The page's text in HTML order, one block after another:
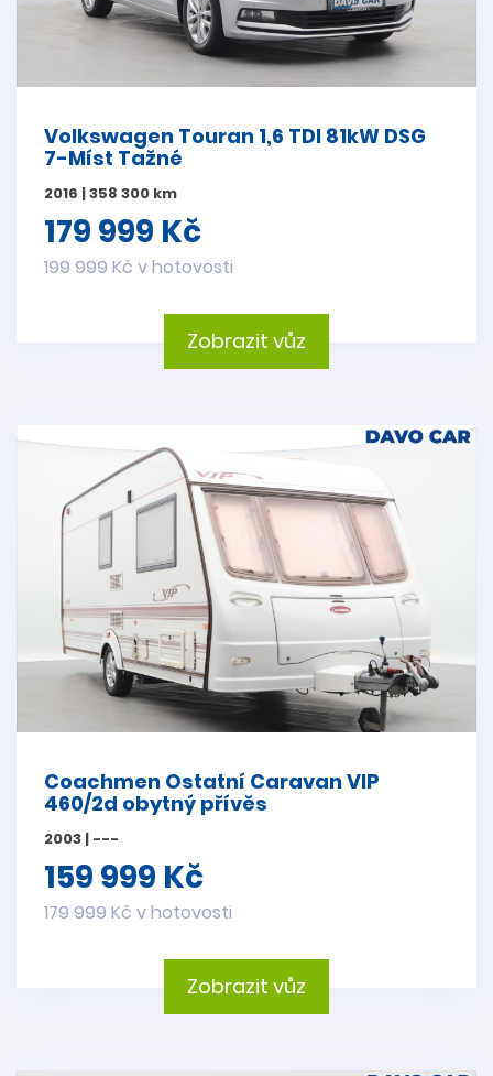
Volkswagen Touran 1,6 TDI 81kW DSG
7-Míst Tažné
2016 | 358 300 km
179 999 Kč
199 999 Kč v hotovosti
Zobrazit vůz
Coachmen Ostatní Caravan VIP
460/2d obytný přívěs
2003 | ---
159 999 Kč
179 999 Kč v hotovosti
Zobrazit vůz